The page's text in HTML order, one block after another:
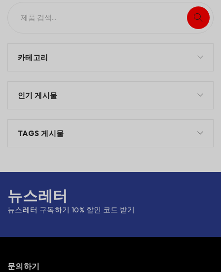
카테고리
인기 게시물
TAGS 게시물
뉴스레터
뉴스레터 구독하기 10% 할인 코드 받기
문의하기